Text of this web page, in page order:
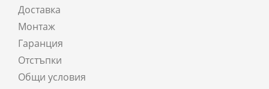
Доставка
Монтаж
Гаранция
Отстъпки
Общи условия